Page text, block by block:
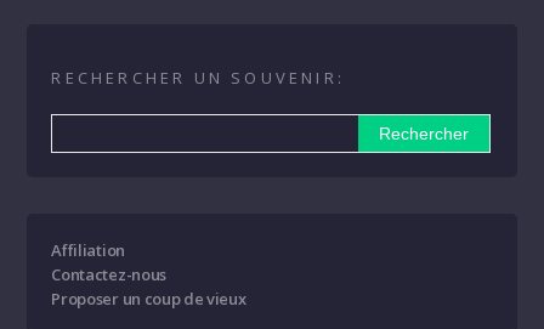
RECHERCHER UN SOUVENIR:
Affiliation
Contactez-nous
Proposer un coup de vieux